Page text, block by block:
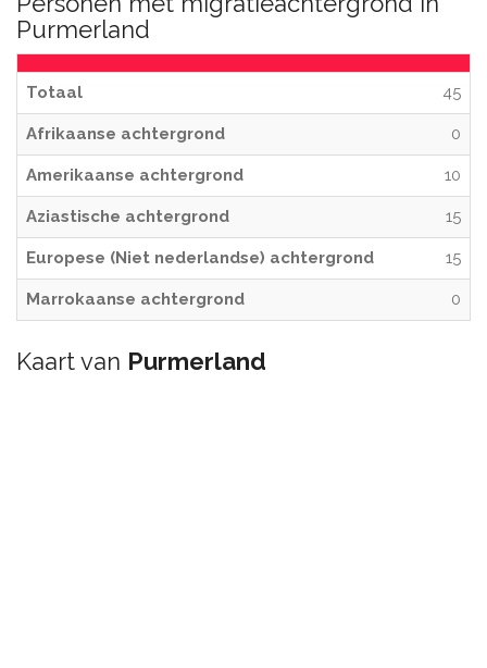
Purmerland
Totaal 45
Afrikaanse achtergrond 0
Amerikaanse achtergrond 10
Aziastische achtergrond 15
Europese (Niet nederlandse) achtergrond 15
Marrokaanse achtergrond 0
Kaart van Purmerland